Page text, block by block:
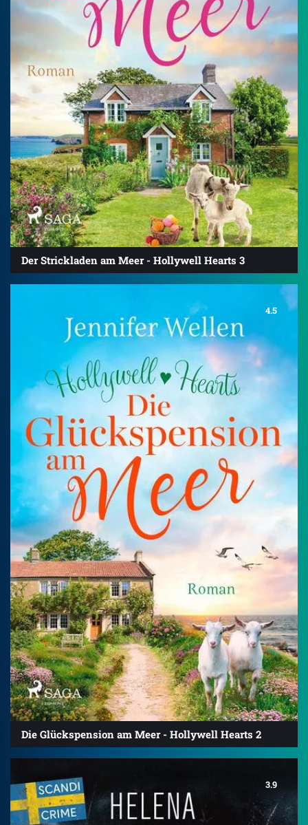
Der Strickladen am Meer - Hollywell Hearts 3
4.5
Die Glückspension am Meer - Hollywell Hearts 2
3.9